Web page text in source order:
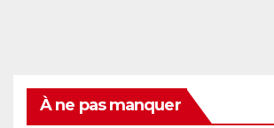
À ne pas manquer